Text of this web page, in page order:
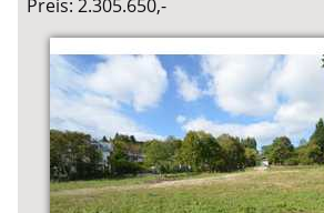
Preis: 2.305.650,-